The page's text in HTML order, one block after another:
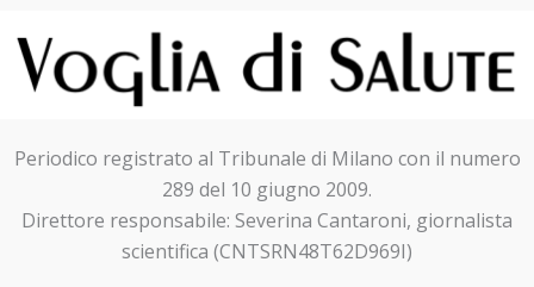
Periodico registrato al Tribunale di Milano con il numero
289 del 10 giugno 2009.
Direttore responsabile: Severina Cantaroni, giornalista
scientifica (CNTSRN48T62D969I)